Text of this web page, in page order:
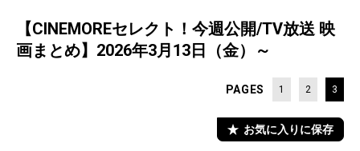
【CINEMOREセレクト！今週公開/TV放送 映
画まとめ】2026年3月13日（金）～
PAGES 1 2 3
お気に入りに保存